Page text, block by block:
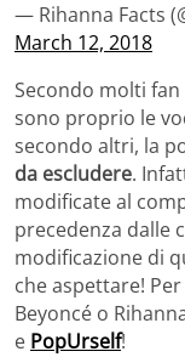
— Rihanna Facts
March 12, 2018
Secondo molti
sono proprio le
secondo altri, la
da escludere.
modificate al
precedenza dalle
modificazione di
che aspettare!
Beyoncé o
e PopUrself!